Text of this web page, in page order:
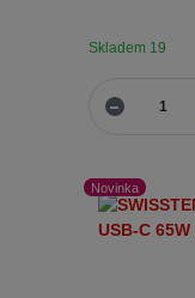
Skladem 19
Novinka